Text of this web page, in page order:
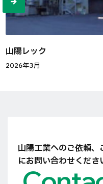
山陽レック
2026年3月
山陽工業へのご依頼、
にお問い合わせくださ